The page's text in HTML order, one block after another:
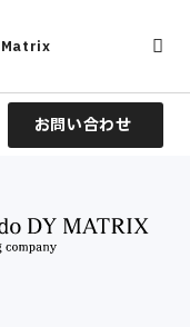
Matrix
お問い合わせ